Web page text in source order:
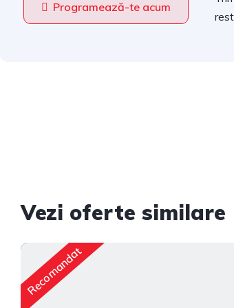
Programează-te acum
Vezi oferte similare
Recomandat